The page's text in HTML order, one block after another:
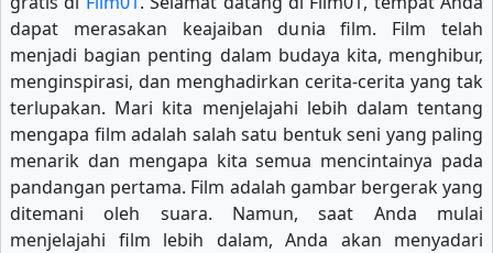
dapat merasakan keajaiban dunia film. Film telah
menjadi bagian penting dalam budaya kita, menghibur,
menginspirasi, dan menghadirkan cerita-cerita yang tak
terlupakan. Mari kita menjelajahi lebih dalam tentang
mengapa film adalah salah satu bentuk seni yang paling
menarik dan mengapa kita semua mencintainya pada
pandangan pertama. Film adalah gambar bergerak yang
ditemani oleh suara. Namun, saat Anda mulai
menjelajahi film lebih dalam, Anda akan menyadari